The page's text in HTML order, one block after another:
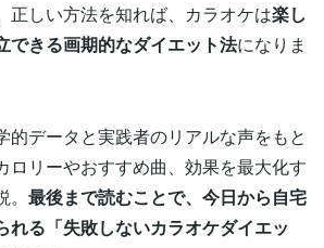
正しい方法を知れば、カラオケは楽し
できる画期的なダイエット法になりま
的データと実践者のリアルな声をもと
ロリーやおすすめ曲、効果を最大化す
最後まで読むことで、今日から自宅
れる「失敗しないカラオケダイエッ